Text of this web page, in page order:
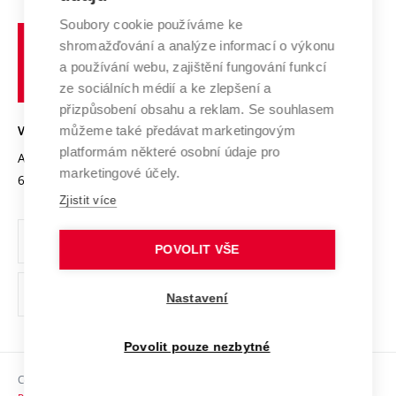
Výzkumné infrastruktury
Transfer znalostí
Open Science
Projekty
Projekty ze strukturálních fondů
Specifický výzkum
Spolupráce se školami
Služby univerzity
Mezinárodní dohody
Univerzitní sítě
Profil univerzity
Udržitelná univerzita
Podnikavá univerzita / ContriBUTe
Bezpečná univerzita
Vyznamenání
Organizační struktura
Ochrana osobních údajů
odkaz)
Sociální bezpečí
učení
technické
Brně
VYSOKÉ UČENÍ TECHNICKÉ V BRNĚ
Antonínská 548/1
602 00 Brno
www.vut.cz
vut@vutbr.cz
Copyright © 2026 VUT
Soubory cookie používáme ke
shromažďování a analýze informací o výkonu
a používání webu, zajištění fungování funkcí
ze sociálních médií a ke zlepšení a
přizpůsobení obsahu a reklam. Se souhlasem
můžeme také předávat marketingovým
platformám některé osobní údaje pro
marketingové účely.
Zjistit více
POVOLIT VŠE
Nastavení
Povolit pouze nezbytné